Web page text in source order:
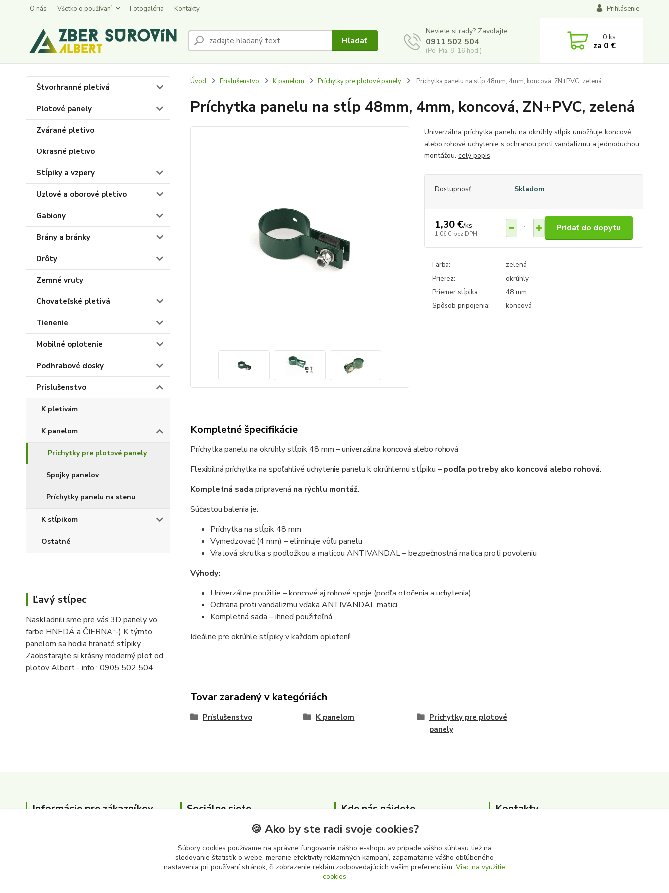
O nás Všetko o používaní Fotogaléria Kontakty Prihlásenie
Hľadať
Neviete si rady? Zavolajte.
0911 502 504
(Po-Pia, 8-16 hod.)
0ks
za 0 €
Štvorhranné pletivá
Plotové panely
Zvárané pletivo
Okrasné pletivo
Stĺpiky a vzpery
Uzlové a oborové pletivo
Gabiony
Brány a bránky
Drôty
Zemné vruty
Chovateľské pletivá
Tienenie
Mobilné oplotenie
Podhrabové dosky
Príslušenstvo
K pletivám
K panelom
Príchytky pre plotové panely
Spojky panelov
Príchytky panelu na stenu
K stĺpikom
Ostatné
Ľavý stĺpec
Naskladnili sme pre vás 3D panely vo
farbe HNEDÁ a ČIERNA :-) K týmto
panelom sa hodia hranaté stĺpiky.
Zaobstarajte si krásny moderný plot od
plotov Albert - info : 0905 502 504
Úvod Príslušenstvo K panelom Príchytky pre plotové panely Príchytka panelu na stĺp 48mm, 4mm, koncová, ZN+PVC, zelená
Príchytka panelu na stĺp 48mm, 4mm, koncová, ZN+PVC, zelená
Univerzálna príchytka panelu na okrúhly stĺpik umožňuje koncové
alebo rohové uchytenie s ochranou proti vandalizmu a jednoduchou
montážou. celý popis
Dostupnosť Skladom
1,30 €/ks
1,06 € bez DPH
Pridať do dopytu
Farba:
zelená
Prierez:
okrúhly
Priemer stĺpika:
48 mm
Spôsob pripojenia:
koncová
Kompletné špecifikácie
Príchytka panelu na okrúhly stĺpik 48 mm – univerzálna koncová alebo rohová
Flexibilná príchytka na spoľahlivé uchytenie panelu k okrúhlemu stĺpiku – podľa potreby ako koncová alebo rohová.
Kompletná sada pripravená na rýchlu montáž.
Súčasťou balenia je:
Príchytka na stĺpik 48 mm
Vymedzovač (4 mm) – eliminuje vôľu panelu
Vratová skrutka s podložkou a maticou ANTIVANDAL – bezpečnostná matica proti povoleniu
Výhody:
Univerzálne použitie – koncové aj rohové spoje (podľa otočenia a uchytenia)
Ochrana proti vandalizmu vďaka ANTIVANDAL matici
Kompletná sada – ihneď použiteľná
Ideálne pre okrúhle stĺpiky v každom oplotení!
Tovar zaradený v kategóriách
Príslušenstvo K panelom
Príchytky pre plotové
panely
Informácie pre zákazníkov Sociálne siete Kde nás nájdete
Zber surovín Albert s.r.o.
Cintorínska 3646
979 01 Rimavská Sobota
Kontakty
(Po-Pia, 8-16 hod.)
albert@zbersurovin.sk
🍪 Ako by ste radi svoje cookies?
Súbory cookies používame na správne fungovanie nášho e-shopu av prípade vášho súhlasu tiež na
sledovanie štatistík o webe, meranie efektivity reklamných kampaní, zapamätanie vášho obľúbeného
nastavenia pri používaní stránok, či zobrazenie reklám zodpovedajúcich vašim preferenciám. Viac na využitie
cookies